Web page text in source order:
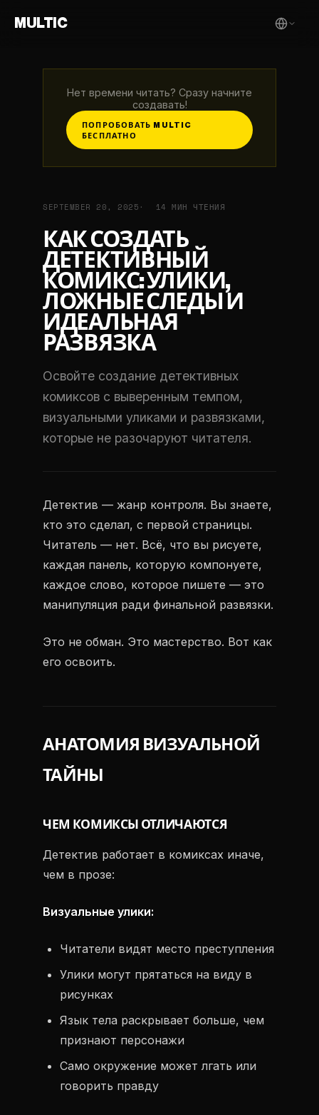
MULTIC
Нет времени читать? Сразу начните
создавать!
ПОПРОБОВАТЬ MULTIC
БЕСПЛАТНО
SEPTEMBER 20, 2025 14 МИН ЧТЕНИЯ
КАК СОЗДАТЬ
ДЕТЕКТИВНЫЙ
КОМИКС: УЛИКИ,
ЛОЖНЫЕ СЛЕДЫ И
ИДЕАЛЬНАЯ
РАЗВЯЗКА
Освойте создание детективных
комиксов с выверенным темпом,
визуальными уликами и развязками,
которые не разочаруют читателя.
Детектив — жанр контроля. Вы знаете,
кто это сделал, с первой страницы.
Читатель — нет. Всё, что вы рисуете,
каждая панель, которую компонуете,
каждое слово, которое пишете — это
манипуляция ради финальной развязки.
Это не обман. Это мастерство. Вот как
его освоить.
АНАТОМИЯ ВИЗУАЛЬНОЙ
ТАЙНЫ
ЧЕМ КОМИКСЫ ОТЛИЧАЮТСЯ
Детектив работает в комиксах иначе,
чем в прозе:
Визуальные улики:
Читатели видят место преступления
Улики могут прятаться на виду в
рисунках
Язык тела раскрывает больше, чем
признают персонажи
Само окружение может лгать или
говорить правду